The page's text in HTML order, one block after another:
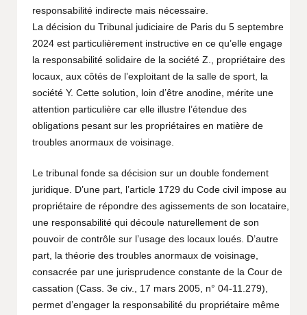
responsabilité indirecte mais nécessaire.
La décision du Tribunal judiciaire de Paris du 5 septembre
2024 est particulièrement instructive en ce qu’elle engage
la responsabilité solidaire de la société Z., propriétaire des
locaux, aux côtés de l’exploitant de la salle de sport, la
société Y. Cette solution, loin d’être anodine, mérite une
attention particulière car elle illustre l’étendue des
obligations pesant sur les propriétaires en matière de
troubles anormaux de voisinage.
Le tribunal fonde sa décision sur un double fondement
juridique. D’une part, l’article 1729 du Code civil impose au
propriétaire de répondre des agissements de son locataire,
une responsabilité qui découle naturellement de son
pouvoir de contrôle sur l’usage des locaux loués. D’autre
part, la théorie des troubles anormaux de voisinage,
consacrée par une jurisprudence constante de la Cour de
cassation (Cass. 3e civ., 17 mars 2005, n° 04-11.279),
permet d’engager la responsabilité du propriétaire même